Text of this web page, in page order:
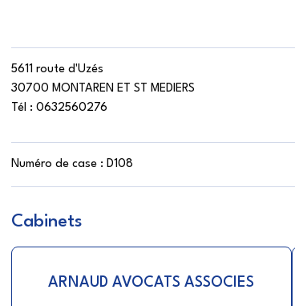
5611 route d'Uzés
30700 MONTAREN ET ST MEDIERS
Tél : 0632560276
Numéro de case : D108
Cabinets
ARNAUD AVOCATS ASSOCIES